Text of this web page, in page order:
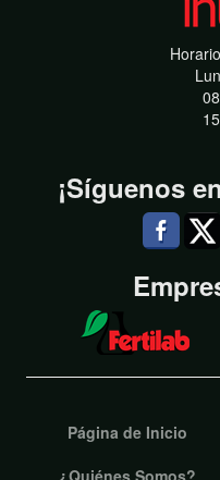
¡Síguenos
Página de Inicio
¿Quiénes Somos?